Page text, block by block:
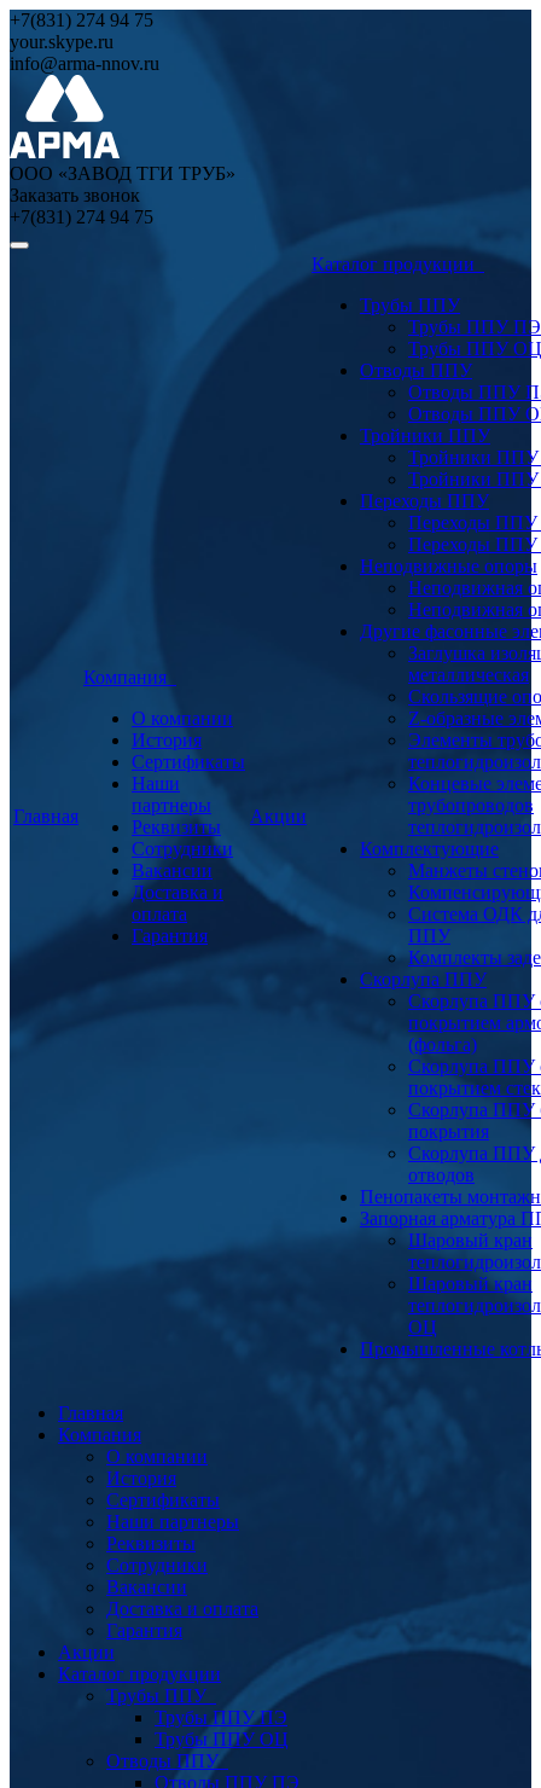
+7(831) 274 94 75
your.skype.ru
info@arma-nnov.ru
ООО «ЗАВОД ТГИ ТРУБ»
Заказать звонок
+7(831) 274 94 75
Главная
Компания
О компании
История
Сертификаты
Наши
партнеры
Реквизиты
Сотрудники
Вакансии
Доставка и
оплата
Гарантия
Акции
Каталог продукции
Трубы ППУ
Трубы ППУ ПЭ
Трубы ППУ ОЦ
Отводы ППУ
Отводы ППУ
Отводы ППУ
Тройники ППУ
Тройники
Тройники
Переходы ППУ
Переходы
Переходы
Неподвижные опоры
Неподвижная
Неподвижная
Другие фасонные
Заглушка
металлическая
Скользящие
Z-образные
Элементы
Концевые
трубопроводов
Комплектующие
Манжеты
Система ОДК
ППУ
Комплекты
Скорлупа ППУ
Скорлупа ППУ
покрытием
(фольга)
Скорлупа ППУ
покрытием
Скорлупа ППУ
покрытия
Скорлупа ППУ
отводов
Пенопакеты
Запорная арматура
Шаровый кран
Шаровый кран
ОЦ
Промышленные
Главная
Компания
О компании
История
Сертификаты
Наши партнеры
Реквизиты
Сотрудники
Вакансии
Доставка и оплата
Гарантия
Акции
Каталог продукции
Трубы ППУ
Трубы ППУ ПЭ
Трубы ППУ ОЦ
Отводы ППУ
Отводы ППУ ПЭ